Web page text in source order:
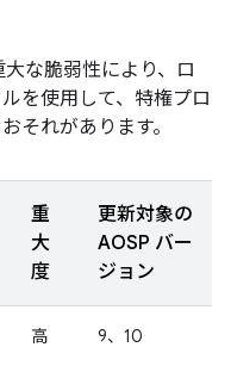
な脆弱性により、ロ
を使用して、特権プロ
それがあります。
重
大
度
更新対象の
AOSP バー
ジョン
高 9、10